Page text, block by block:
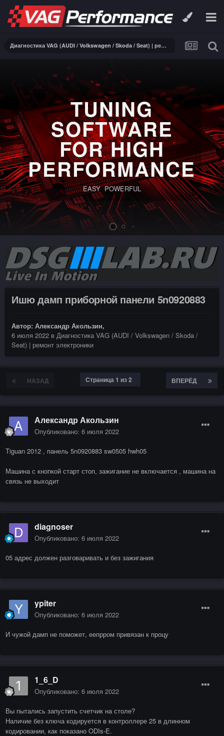
Диагностика VAG (AUDI / Volkswagen / Skoda / Seat) | ремонт электроники
TUNING
SOFTWARE
FOR HIGH
PERFORMANCE
EASY POWERFUL
Ишю дамп приборной панели 5n0920883
Автор: Александр Акользин,
6 июля 2022 в Диагностика VAG (AUDI / Volkswagen / Skoda /
Seat) | ремонт электроники
НАЗАД ВПЕРЁД
Страница 1 из 2
Александр Акользин
Опубликовано: 6 июля 2022
Tiguan 2012 , панель 5n0920883 sw0505 hwh05
Машина с кнопкой старт стоп, зажигание не включается , машина на
связь не выходит
diagnoser
Опубликовано: 6 июля 2022
05 адрес должен разговаривать и без зажигания
ypiter
Опубликовано: 6 июля 2022
И чужой дамп не поможет, еепрром привязан к процу
1_6_D
Опубликовано: 6 июля 2022
Вы пытались запустить счетчик на столе?
Наличие без ключа кодируется в контроллере 25 в длинном
кодировании, как показано ODIs-E.